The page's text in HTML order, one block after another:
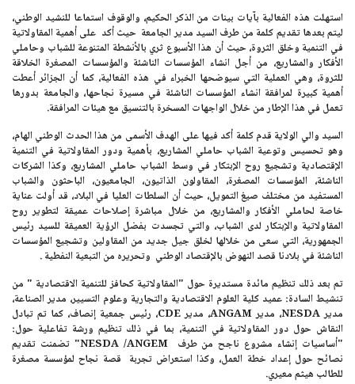
استهلت هذه الفعالية بآيات بينات من الذكر الحكيم، والوقوف استماعا للنشيد الوطني،
ليتم بعدها تقديم كلمة من طرف السيد مدير الجامعة حيث أكد على أهمية المقاولاتية
في التنمية وخلق الثروة، حيث أن هذا الأسبوع ثري بالأنشطة المتنوعة للشباب وحاملي
الأفكار والمشاريع، من أجل انشاء المؤسسات الناشئة والمؤسسات المصغرة الخلاقة
للثروة، وهي العملية التي سيوضحها الخبراء في هذه الفعالية، كما أن الجزائر أعطت
أهمية كبيرة لمرافقة انشاء المؤسسات الناشئة في مسيرة نجاحها، والجامعة بدورها
تعمل في هذا الإطار من خلال الواجهات المسخرة بالتنسيق مع هيئات المرافقة.
السيد والي الولاية قدم كلمة أكد فيها على الهدف الأسمى من هذا الحدث الوطني الهام،
وهو تحسيس وتوعية الشباب حاملي المشاريع، بأهمية ودور المقاولاتية في التنمية
الإقتصادية وتشجيع روح الإبتكار في وسط الشباب حاملي المشاريع، وكذا الشركات
الناشئة، المؤسسات المصغرة، المقاولون الذاتيون، الجامعيون، الباحثون والشباب
المستفيد من مختلف صيغ التمويل، حيث أن السلطات العليا في البلاد، قد أولت عناية
خاصة لحاملي الأفكار والمشاريع، من خلال مباشرة إصلاحات عميقة لتطوير روح
المقاولاتية والإبتكار لدى الشباب، والتي تجسدت بفضل الرؤية العميقة للسيد رئيس
الجمهورية، التي سعى من خلالها لخلق جيل جديد من المقاولين وتشجيع المؤسسات
الناشئة في بلادنا قصد النهوض بالإقتصاد الوطني وتحريره من التبعية النفطية .
تم بعد ذلك تنظيم مائدة مستديرة حول "المقاولاتية كحافز للتنمية الاقتصادية " من
تنشيط السادة: عميد كلية العلوم الاقتصادية والتجارية وعلوم التسيير، مدير الصناعة،
مديرNESDA، مديرANGAM، مديرCDE، رئيس جمعية إنصاف، كما تم تبادل
النقاش حول دور المقاولاتية في التنمية، بما في ذلك تنظيم ورشة تفاعلية حول:
"أساسيات إنشاء مشروع ناجح من طرف NESDA /ANGEM"
تضمنت تقديم
نصائح حول إعداد خطة العمل، وكذا استعراض تجربة قصة نجاح لمؤسسة مصغرة
للطالب هيثم معيري.